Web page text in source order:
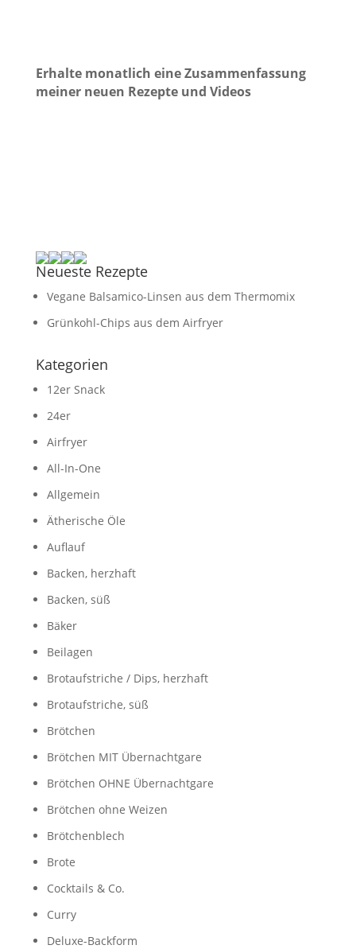
Erhalte monatlich eine Zusammenfassung
meiner neuen Rezepte und Videos
Neueste Rezepte
Vegane Balsamico-Linsen aus dem Thermomix
Grünkohl-Chips aus dem Airfryer
Kategorien
12er Snack
24er
Airfryer
All-In-One
Allgemein
Ätherische Öle
Auflauf
Backen, herzhaft
Backen, süß
Bäker
Beilagen
Brotaufstriche / Dips, herzhaft
Brotaufstriche, süß
Brötchen
Brötchen MIT Übernachtgare
Brötchen OHNE Übernachtgare
Brötchen ohne Weizen
Brötchenblech
Brote
Cocktails & Co.
Curry
Deluxe-Backform